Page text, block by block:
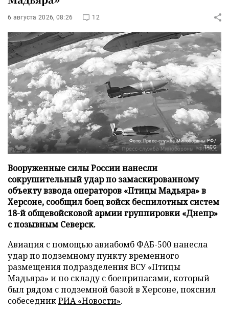
6 августа 2026, 08:26 12
Фото: Пресс-служба Минобороны РФ/
ТАСС
Вооруженные силы России нанесли
сокрушительный удар по замаскированному
объекту взвода операторов «Птицы Мадьяра» в
Херсоне, сообщил боец войск беспилотных систем
18-й общевойсковой армии группировки «Днепр»
с позывным Северск.
Авиация с помощью авиабомб ФАБ-500 нанесла
удар по подземному пункту временного
размещения подразделения ВСУ «Птицы
Мадьяра» и по складу с боеприпасами, который
был рядом с подземной базой в Херсоне, пояснил
собеседникРИА «Новости».